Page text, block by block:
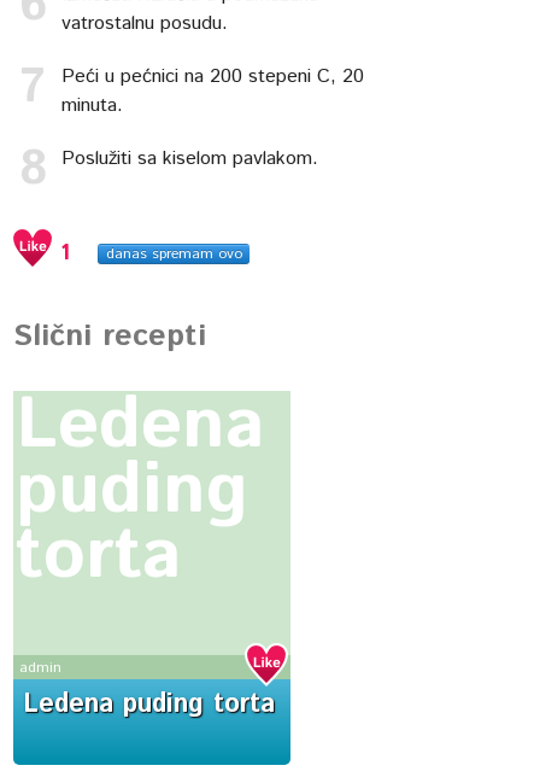
vatrostalnu posudu.
Peći u pećnici na 200 stepeni C, 20
minuta.
Poslužiti sa kiselom pavlakom.
1 danas spremam ovo
Slični recepti
Ledena
puding
torta
admin
Ledena puding torta